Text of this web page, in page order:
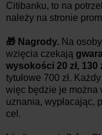
Citibanku, to na
należy na stronie
🎁 Nagrody. Na
wzięcia czekają
wysokości 20 zł, 130
tytułowe 700 zł.
więc będzie je można
uznania, wypłacając,
cel.